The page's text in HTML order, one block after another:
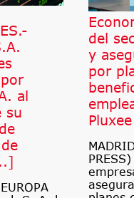
al
su
del
y
por
Pluxee